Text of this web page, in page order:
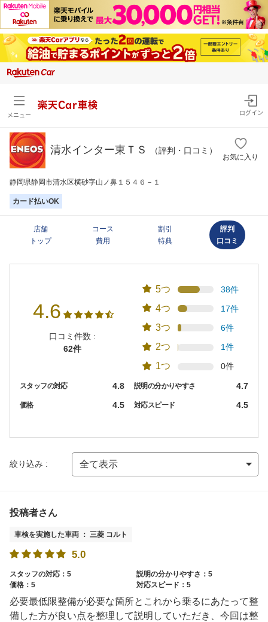
メニュー
楽天Car車検
ログイン
清水インター東ＴＳ （評判・口コミ）
お気に入り
静岡県静岡市清水区横砂字山ノ鼻１５４６－１
カード払いOK
店舗
トップ
コース
費用
割引
特典
評判
口コミ
4.6
口コミ件数 :
62件
5つ 38件
4つ 17件
3つ 6件
2つ 1件
1つ 0件
スタッフの対応 4.8 説明の分かりやすさ 4.7
価格 4.5 対応スピード 4.5
絞り込み :
投稿者さん
車検を実施した車両 ： 三菱 コルト
5.0
スタッフの対応：5
説明の分かりやすさ：5
価格：5
対応スピード：5
必要最低限整備が必要な箇所とこれから乗るにあたって整
備した方が良い点を整理して説明していただき、今回は整